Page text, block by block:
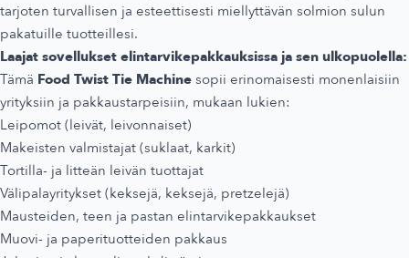
tarjoten turvallisen ja esteettisesti miellyttävän solmion sulun
pakatuille tuotteillesi.
Laajat sovellukset elintarvikepakkauksissa ja sen ulkopuolella:
Tämä Food Twist Tie Machine sopii erinomaisesti monenlaisiin
yrityksiin ja pakkaustarpeisiin, mukaan lukien:
Leipomot (leivät, leivonnaiset)
Makeisten valmistajat (suklaat, karkit)
Tortilla- ja litteän leivän tuottajat
Välipalayritykset (keksejä, keksejä, pretzelejä)
Mausteiden, teen ja pastan elintarvikepakkaukset
Muovi- ja paperituotteiden pakkaus